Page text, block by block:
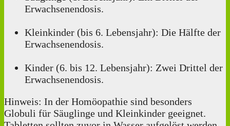
Erwachsenendosis.
Kleinkinder (bis 6. Lebensjahr): Die Hälfte der
Erwachsenendosis.
Kinder (6. bis 12. Lebensjahr): Zwei Drittel der
Erwachsenendosis.
Hinweis: In der Homöopathie sind besonders
Globuli für Säuglinge und Kleinkinder geeignet.